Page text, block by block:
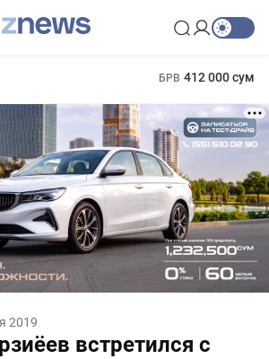
БРВ 412 000 сум
2019
встретился с